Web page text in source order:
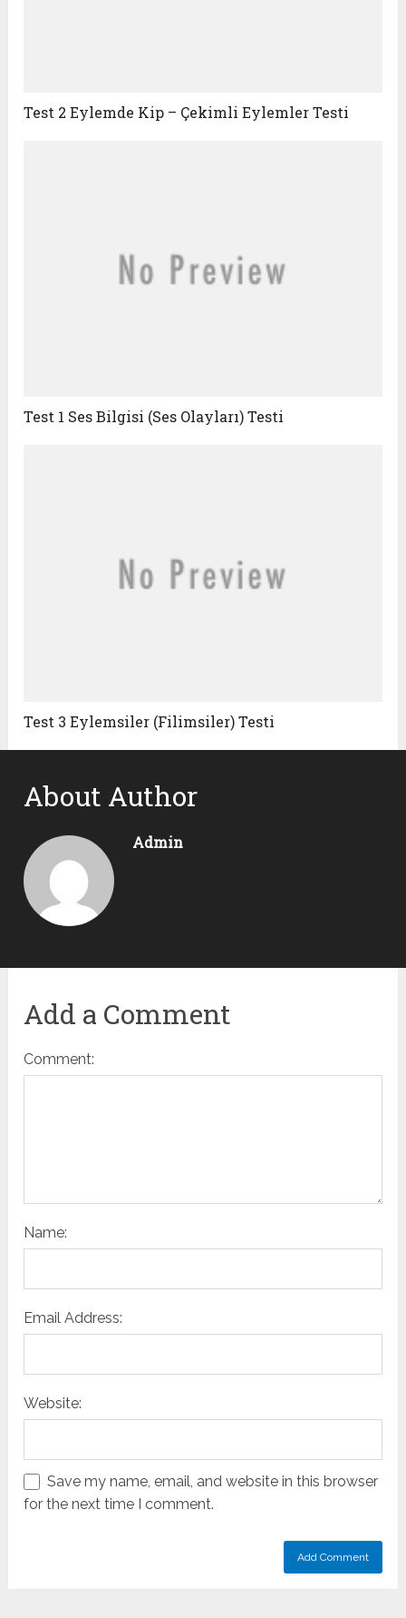
Test 2 Eylemde Kip – Çekimli Eylemler Testi
Test 1 Ses Bilgisi (Ses Olayları) Testi
Test 3 Eylemsiler (Filimsiler) Testi
About Author
Admin
Add a Comment
Comment:
Name:
Email Address:
Website:
Save my name, email, and website in this browser
for the next time I comment.